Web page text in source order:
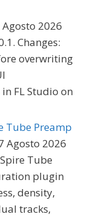
Agosto 2026
Changes:
overwriting
FL Studio on
Tube Preamp
Agosto 2026
Tube
plugin
density,
tracks,